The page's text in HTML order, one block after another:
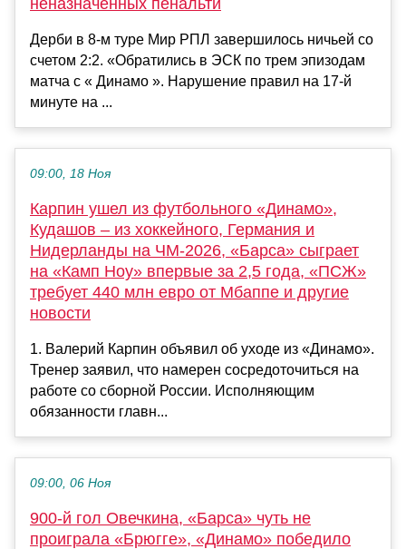
Дерби в 8-м туре Мир РПЛ завершилось ничьей со
счетом 2:2. «Обратились в ЭСК по трем эпизодам
матча с « Динамо ». Нарушение правил на 17-й
минуте на ...
09:00, 18 Ноя
Карпин ушел из футбольного «Динамо»,
Кудашов – из хоккейного, Германия и
Нидерланды на ЧМ-2026, «Барса» сыграет
на «Камп Ноу» впервые за 2,5 года, «ПСЖ»
требует 440 млн евро от Мбаппе и другие
новости
1. Валерий Карпин объявил об уходе из «Динамо».
Тренер заявил, что намерен сосредоточиться на
работе со сборной России. Исполняющим
обязанности главн...
09:00, 06 Ноя
900-й гол Овечкина, «Барса» чуть не
проиграла «Брюгге», «Динамо» победило